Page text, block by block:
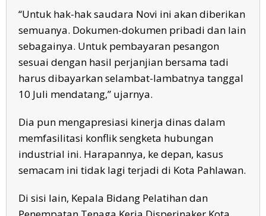
“Untuk hak-hak saudara Novi ini akan diberikan
semuanya. Dokumen-dokumen pribadi dan lain
sebagainya. Untuk pembayaran pesangon
sesuai dengan hasil perjanjian bersama tadi
harus dibayarkan selambat-lambatnya tanggal
10 Juli mendatang,” ujarnya.
Dia pun mengapresiasi kinerja dinas dalam
memfasilitasi konflik sengketa hubungan
industrial ini. Harapannya, ke depan, kasus
semacam ini tidak lagi terjadi di Kota Pahlawan.
Di sisi lain, Kepala Bidang Pelatihan dan